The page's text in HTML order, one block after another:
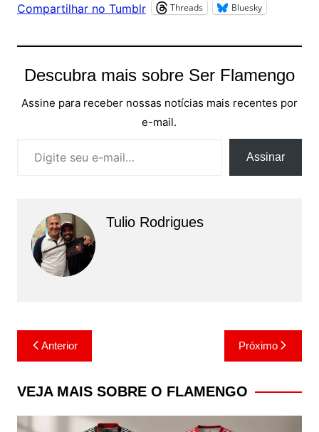
Compartilhar no Tumblr Threads Bluesky
Descubra mais sobre Ser Flamengo
Assine para receber nossas notícias mais recentes por
e-mail.
Assinar
Tulio Rodrigues
Navegação
de
Post
Anterior Próximo
VEJA MAIS SOBRE O FLAMENGO